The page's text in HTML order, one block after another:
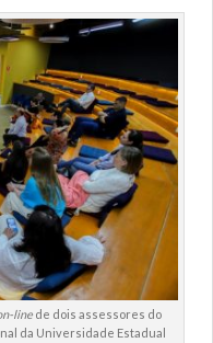
line de dois assessores do
da Universidade Estadual